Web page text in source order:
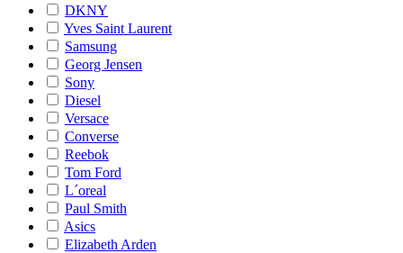
DKNY
Yves Saint Laurent
Samsung
Georg Jensen
Sony
Diesel
Versace
Converse
Reebok
Tom Ford
L´oreal
Paul Smith
Asics
Elizabeth Arden